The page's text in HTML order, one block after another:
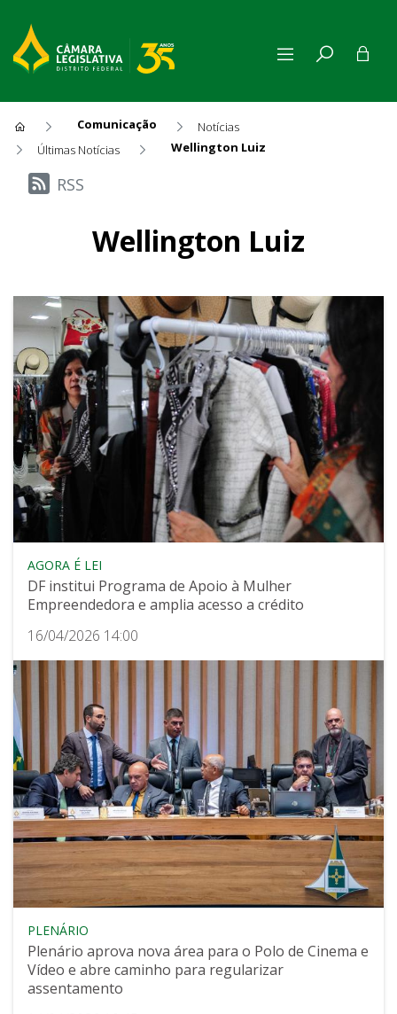
Comunicação
Notícias
Últimas Notícias
Wellington Luiz
Últimas Notícias
RSS
Wellington Luiz
AGORA É LEI
DF institui Programa de Apoio à Mulher
Empreendedora e amplia acesso a crédito
16/04/2026 14:00
PLENÁRIO
Plenário aprova nova área para o Polo de Cinema e
Vídeo e abre caminho para regularizar
assentamento